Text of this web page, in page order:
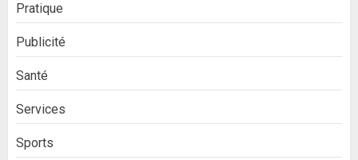
Pratique
Publicité
Santé
Services
Sports